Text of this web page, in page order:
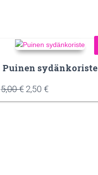
Puinen sydänkoriste
5,00€ 2,50 €